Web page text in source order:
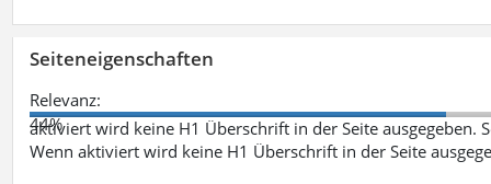
Seiteneigenschaften
Relevanz:
44%
aktiviert wird keine H1 Überschrift in der Seite ausgegeben.
Wenn aktiviert wird keine H1 Überschrift in der Seite